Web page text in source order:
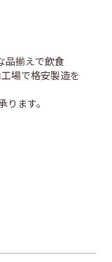
品揃えで飲食
場で格安製造を
ます。